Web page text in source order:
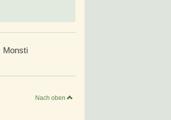
Monsti
Nach oben